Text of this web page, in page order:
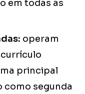
em todas as
operam
principal
como segunda